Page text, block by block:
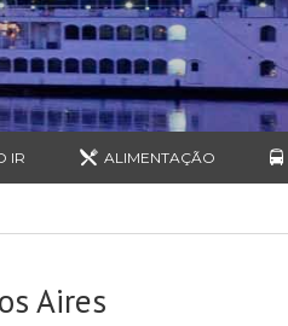
IR ALIMENTAÇÃO
Aires